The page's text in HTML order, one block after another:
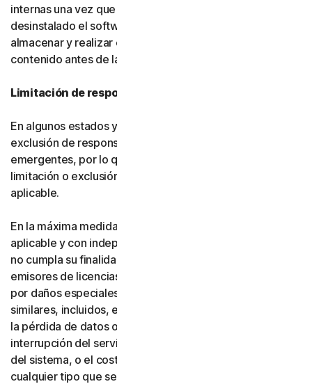
internas una vez que usted haya eliminado o
desinstalado el software. Usted es responsable de
almacenar y realizar copias de seguridad de su
contenido antes de la terminación.
Limitación de responsabilidad
En algunos estados y países no se permite la limitación o
exclusión de responsabilidad por daños fortuitos o
emergentes, por lo que es posible que, en su caso, la
limitación o exclusión establecida a continuación no sea
aplicable.
En la máxima medida permitida por la legislación
aplicable y con independencia de que cualquier recurso
no cumpla su finalidad esencial, ni Gen ni nuestros
emisores de licencias serán responsables frente a usted
por daños especiales, consecuentes, indirectos o
similares, incluidos, entre otros, la pérdida de beneficios,
la pérdida de datos o de fondo de comercio, la
interrupción del servicio, los daños informáticos o fallos
del sistema, o el coste de servicios sustitutos de
cualquier tipo que se deriven del uso o de la